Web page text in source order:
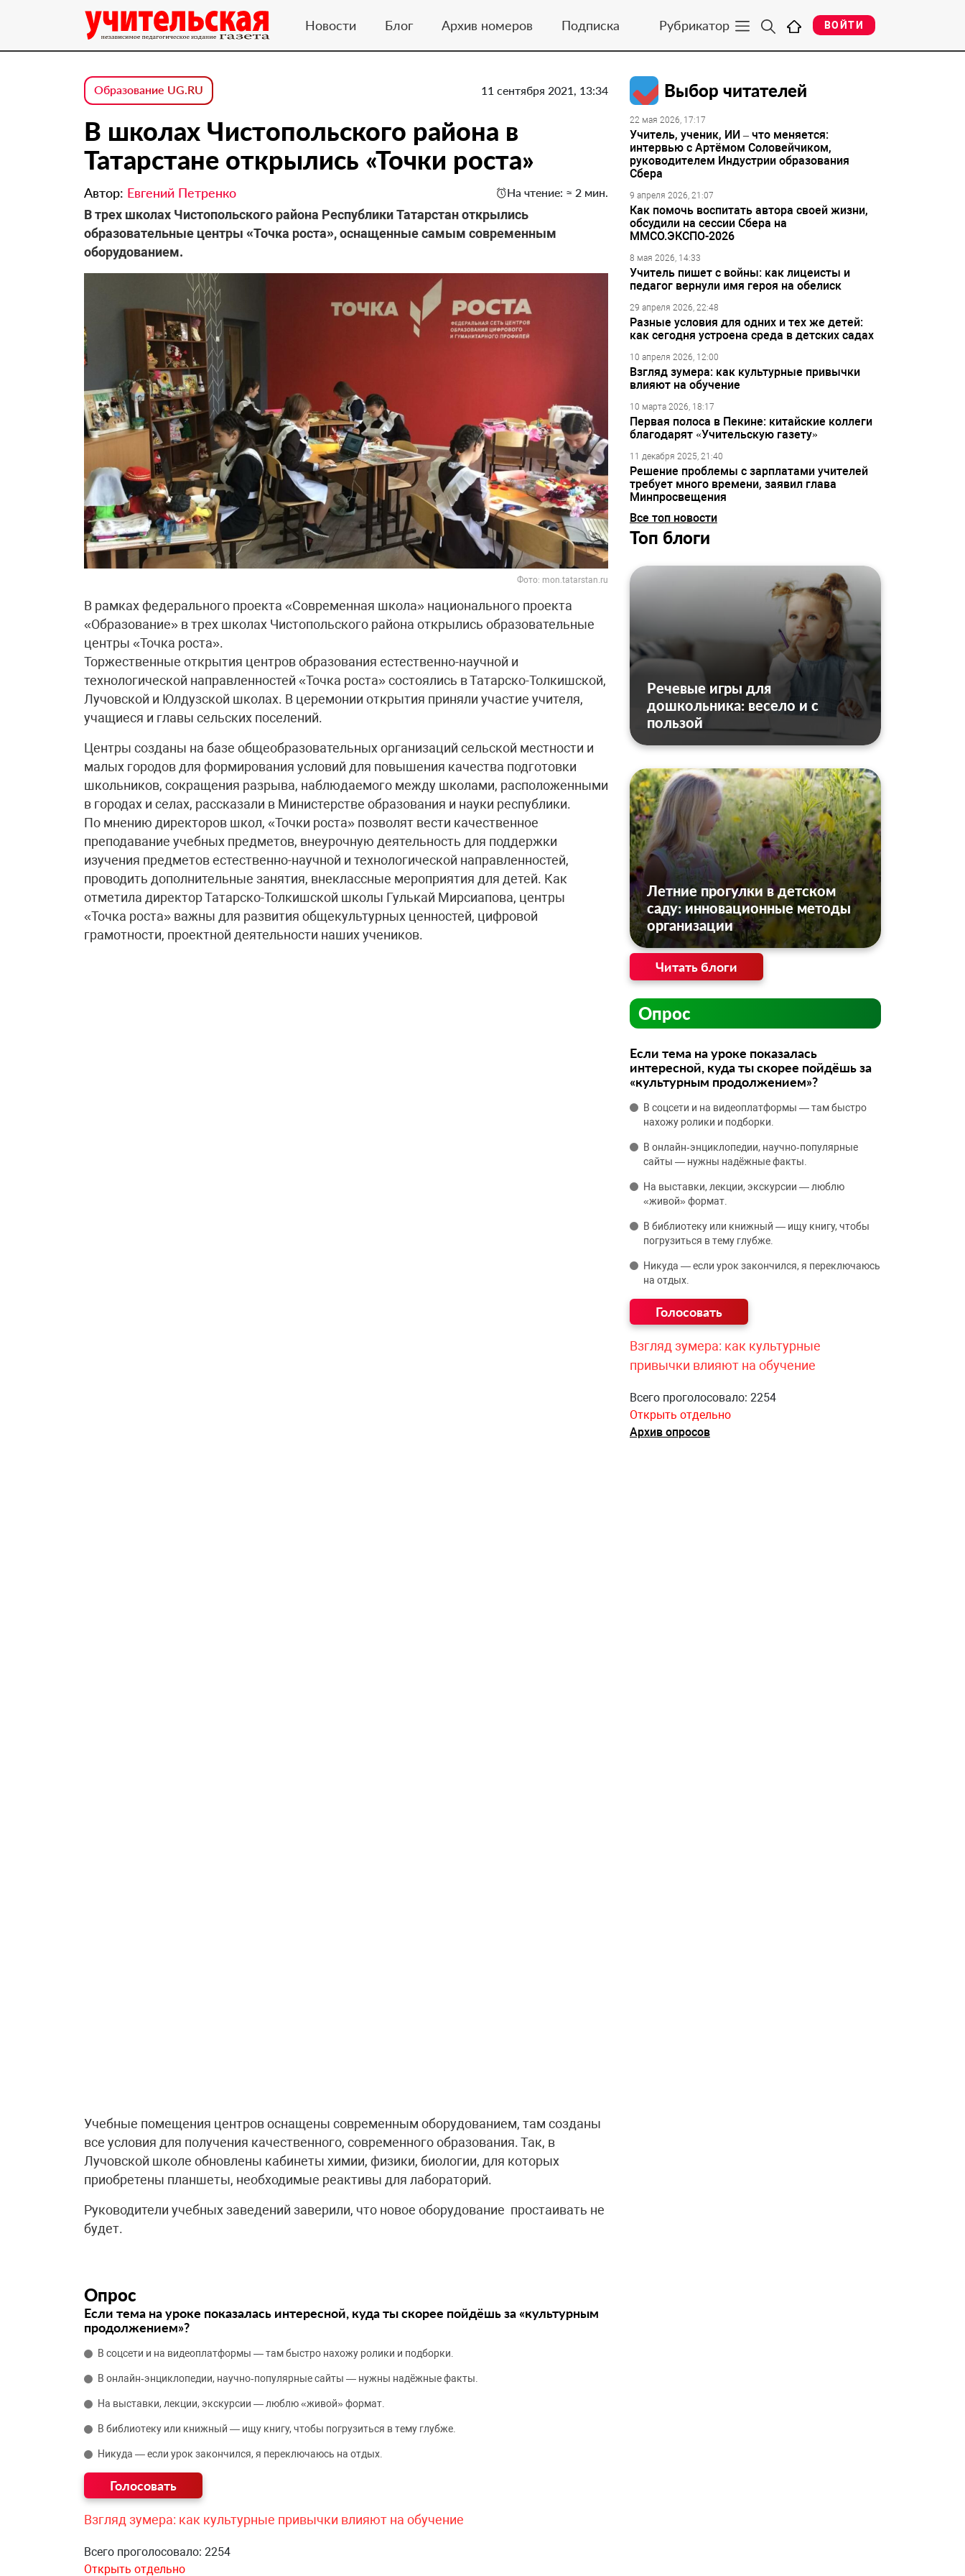
Новости Блог Архив номеров Подписка Рубрикатор ВОЙТИ
Образование UG.RU 11 сентября 2021, 13:34
В школах Чистопольского района в
Татарстане открылись «Точки роста»
Автор: Евгений Петренко На чтение: ≈ 2 мин.
В трех школах Чистопольского района Республики Татарстан открылись
образовательные центры «Точка роста», оснащенные самым современным
оборудованием.
Фото: mon.tatarstan.ru
В рамках федерального проекта «Современная школа» национального проекта
«Образование» в трех школах Чистопольского района открылись образовательные
центры «Точка роста».
Торжественные открытия центров образования естественно-научной и
технологической направленностей «Точка роста» состоялись в Татарско-Толкишской,
Лучовской и Юлдузской школах. В церемонии открытия приняли участие учителя,
учащиеся и главы сельских поселений.
Центры созданы на базе общеобразовательных организаций сельской местности и
малых городов для формирования условий для повышения качества подготовки
школьников, сокращения разрыва, наблюдаемого между школами, расположенными
в городах и селах, рассказали в Министерстве образования и науки республики.
По мнению директоров школ, «Точки роста» позволят вести качественное
преподавание учебных предметов, внеурочную деятельность для поддержки
изучения предметов естественно-научной и технологической направленностей,
проводить дополнительные занятия, внеклассные мероприятия для детей. Как
отметила директор Татарско-Толкишской школы Гулькай Мирсиапова, центры
«Точка роста» важны для развития общекультурных ценностей, цифровой
грамотности, проектной деятельности наших учеников.
Учебные помещения центров оснащены современным оборудованием, там созданы
все условия для получения качественного, современного образования. Так, в
Лучовской школе обновлены кабинеты химии, физики, биологии, для которых
приобретены планшеты, необходимые реактивы для лабораторий.
Руководители учебных заведений заверили, что новое оборудование простаивать не
будет.
Опрос
Если тема на уроке показалась интересной, куда ты скорее пойдёшь за «культурным
продолжением»?
В соцсети и на видеоплатформы — там быстро нахожу ролики и подборки.
В онлайн‑энциклопедии, научно‑популярные сайты — нужны надёжные факты.
На выставки, лекции, экскурсии — люблю «живой» формат.
В библиотеку или книжный — ищу книгу, чтобы погрузиться в тему глубже.
Никуда — если урок закончился, я переключаюсь на отдых.
Взгляд зумера: как культурные привычки влияют на обучение
Всего проголосовало: 2254
Открыть отдельно
Выбор читателей
22 мая 2026, 17:17
Учитель, ученик, ИИ – что меняется:
интервью с Артёмом Соловейчиком,
руководителем Индустрии образования
Сбера
9 апреля 2026, 21:07
Как помочь воспитать автора своей жизни,
обсудили на сессии Сбера на
ММСО.ЭКСПО-2026
8 мая 2026, 14:33
Учитель пишет с войны: как лицеисты и
педагог вернули имя героя на обелиск
29 апреля 2026, 22:48
Разные условия для одних и тех же детей:
как сегодня устроена среда в детских садах
10 апреля 2026, 12:00
Взгляд зумера: как культурные привычки
влияют на обучение
10 марта 2026, 18:17
Первая полоса в Пекине: китайские коллеги
благодарят «Учительскую газету»
11 декабря 2025, 21:40
Решение проблемы с зарплатами учителей
требует много времени, заявил глава
Минпросвещения
Все топ новости
Топ блоги
Речевые игры для
дошкольника: весело и с
пользой
Летние прогулки в детском
саду: инновационные методы
организации
Читать блоги
Опрос
Если тема на уроке показалась
интересной, куда ты скорее пойдёшь за
«культурным продолжением»?
В соцсети и на видеоплатформы — там быстро
нахожу ролики и подборки.
В онлайн‑энциклопедии, научно‑популярные
сайты — нужны надёжные факты.
На выставки, лекции, экскурсии — люблю
«живой» формат.
В библиотеку или книжный — ищу книгу, чтобы
погрузиться в тему глубже.
Никуда — если урок закончился, я переключаюсь
на отдых.
Взгляд зумера: как культурные
привычки влияют на обучение
Всего проголосовало: 2254
Открыть отдельно
Архив опросов